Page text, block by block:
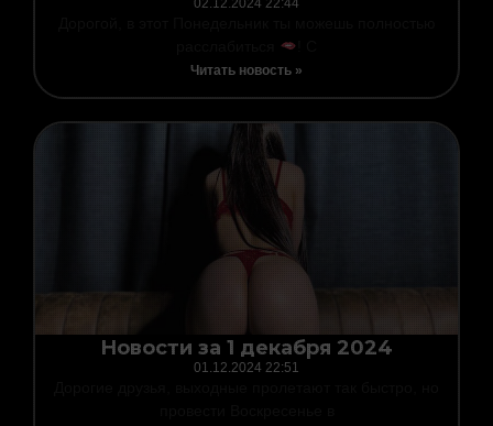
02.12.2024 22:44
Читать новость »
Новости за 1 декабря 2024
01.12.2024 22:51